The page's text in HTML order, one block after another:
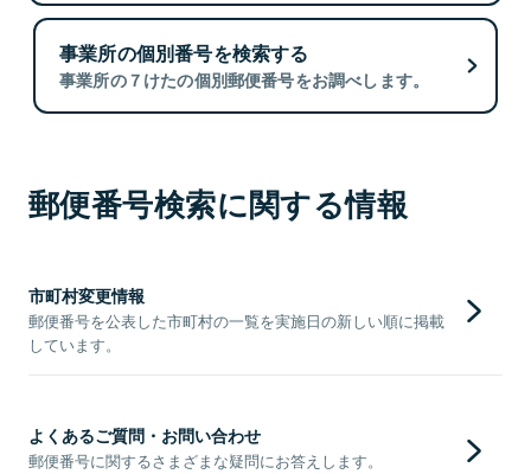
事業所の個別番号を検索する
事業所の７けたの個別郵便番号をお調べします。
郵便番号検索に関する情報
市町村変更情報
郵便番号を公表した市町村の一覧を実施日の新しい順に掲載
しています。
よくあるご質問・お問い合わせ
郵便番号に関するさまざまな疑問にお答えします。